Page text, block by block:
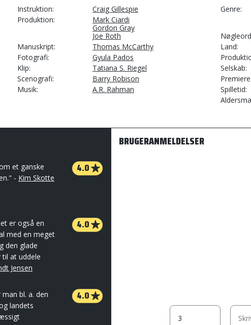
Instruktion
Craig Gillespie
Produktion
Mark Ciardi
Gordon Gray
Joe Roth
Manuskript
Thomas McCarthy
Fotografi
Gyula Pados
Klip
Tatiana S. Riegel
Scenografi
Barry Robison
Musik
A.R. Rahman
Genre
Nøgleord
Land
Selskab
Premiere
Spilletid
et ganske
- Kim Skotte
4.0
er også en
med en meget
den glade
at uddele
Jensen
4.0
bl. a. den
landets
4.0
BRUGERANMELDELSER